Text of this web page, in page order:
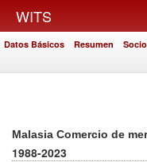
WITS
Datos Básicos Resumen
Malasia Comercio de
1988-2023